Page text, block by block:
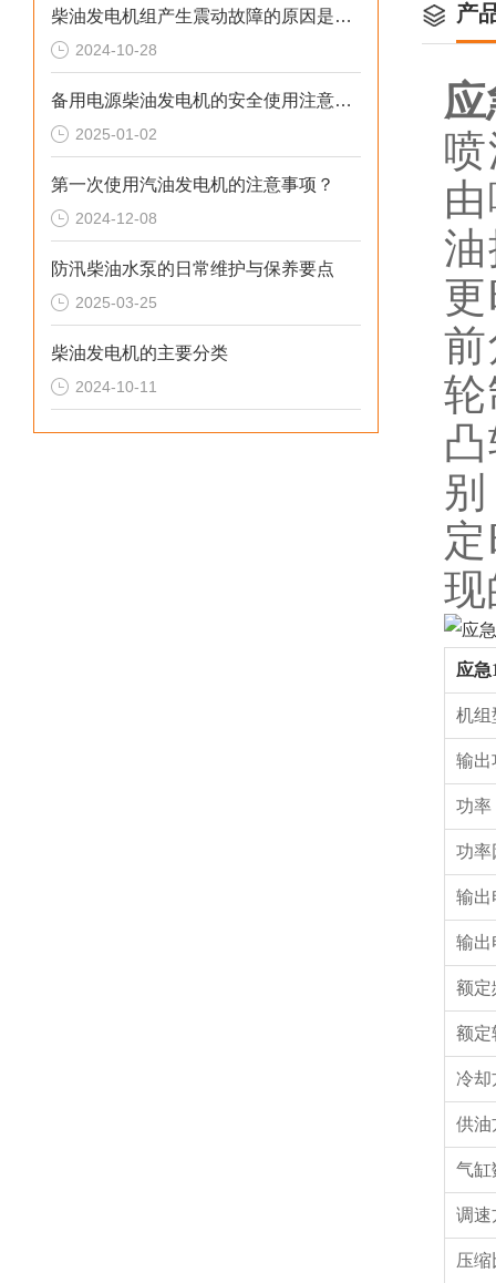
柴油发电机组产生震动故障的原因是什么？
2024-10-28
备用电源柴油发电机的安全使用注意事项
2025-01-02
第一次使用汽油发电机的注意事项？
2024-12-08
防汛柴油水泵的日常维护与保养要点
2025-03-25
柴油发电机的主要分类
2024-10-11
产
现
应急
机组
输出
功率
功率
输出
输出
额定
额定
冷却
供油
气缸
调速
压缩